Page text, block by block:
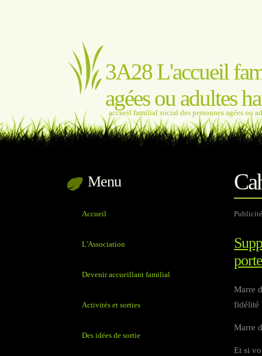
3A28 L'accueil
agées ou adultes
accueil familial social des personnes agées ou
Marre
fidélité
Marre
Et si
Menu
Accueil
L'Association
Devenir accueillant familial
Activités et sorties
Des idées de sortie